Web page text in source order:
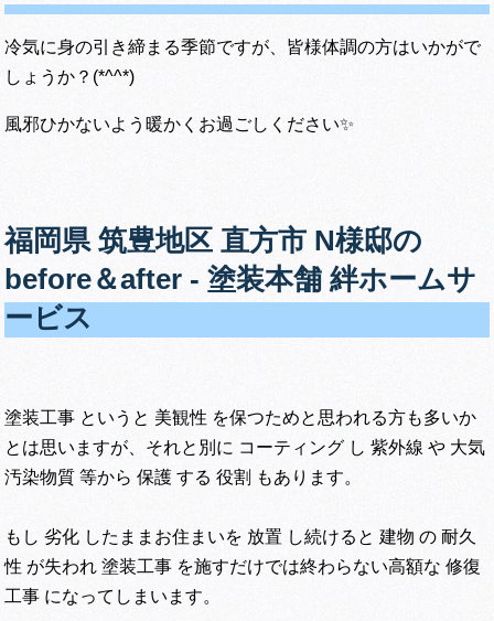
冷気に身の引き締まる季節ですが、皆様体調の方はいかがで
しょうか？(*^^*)
風邪ひかないよう暖かくお過ごしください✨
福岡県 筑豊地区 直方市 N様邸の
before＆after ‐ 塗装本舗 絆ホームサ
ービス
塗装工事 というと 美観性 を保つためと思われる方も多いか
とは思いますが、それと別に コーティング し 紫外線 や 大気
汚染物質 等から 保護 する 役割 もあります。
もし 劣化 したままお住まいを 放置 し続けると 建物 の 耐久
性 が失われ 塗装工事 を施すだけでは終わらない高額な 修復
工事 になってしまいます。